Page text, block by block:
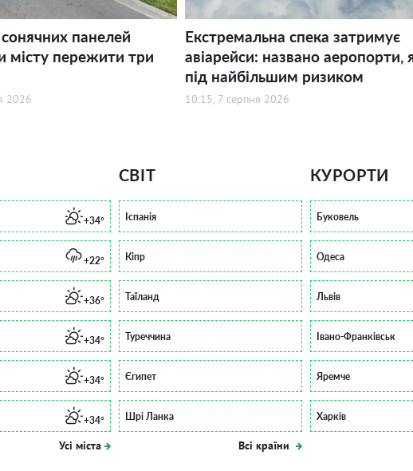
панелей
місту пережити три
2026
Екстремальна спека затримує
авіарейси: названо аеропорти,
під найбільшим ризиком
10:15, 7 серпня 2026
+34°
+22°
+36°
+34°
+34°
+34°
Усі міста
СВІТ
Іспанія
Кіпр
Таїланд
Туреччина
Єгипет
Шрі Ланка
Всі країни
КУРОРТИ
Буковель
Одеса
Львів
Івано-Франківськ
Яремче
Харків